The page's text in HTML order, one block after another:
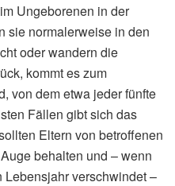
Ungeborenen in der
sie normalerweise in den
oder wandern die
kommt es zum
von dem etwa jeder fünfte
Fällen gibt sich das
Eltern von betroffenen
behalten und – wenn
verschwindet –